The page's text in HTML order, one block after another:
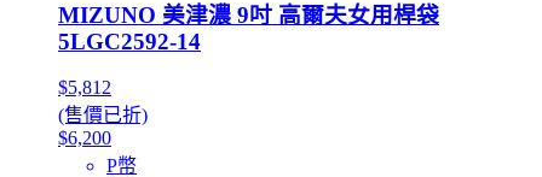
MIZUNO 美津濃 9吋 高爾夫女用桿袋
5LGC2592-14
$5,812
(售價已折)
$6,200
P幣